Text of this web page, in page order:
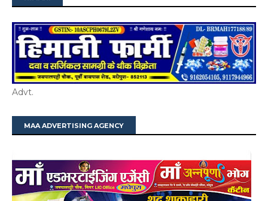
Advt.
MAA ADVERTISING AGENCY